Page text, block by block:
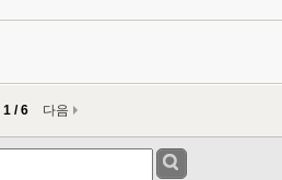
1 / 6 다음